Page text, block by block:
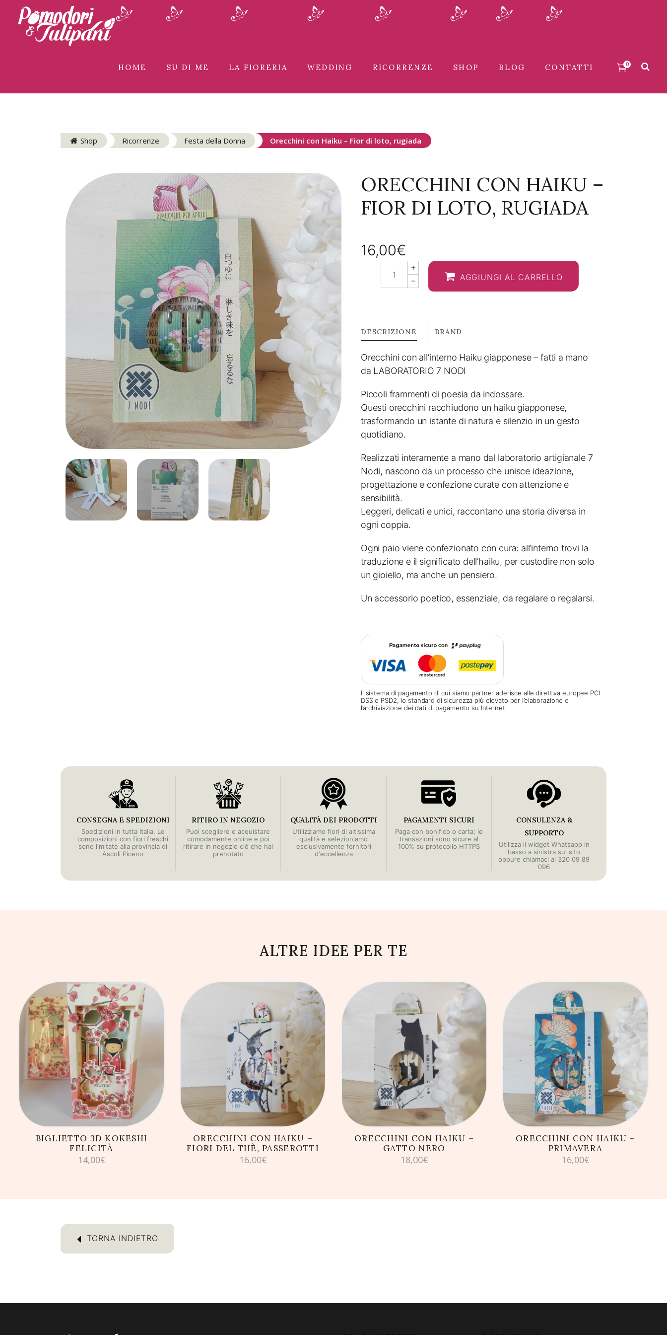
HOME SU DI ME LA FIORERIA WEDDING RICORRENZE SHOP BLOG CONTATTI 0
Shop Ricorrenze Festa della Donna Orecchini con Haiku – Fior di loto, rugiada
ORECCHINI CON HAIKU –
FIOR DI LOTO, RUGIADA
16,00€
di
rugiada
quantity
AGGIUNGI AL CARRELLO
DESCRIZIONE BRAND
Orecchini con all’interno Haiku giapponese – fatti a mano
da LABORATORIO 7 NODI
Piccoli frammenti di poesia da indossare.
Questi orecchini racchiudono un haiku giapponese,
trasformando un istante di natura e silenzio in un gesto
quotidiano.
Realizzati interamente a mano dal laboratorio artigianale 7
Nodi, nascono da un processo che unisce ideazione,
progettazione e confezione curate con attenzione e
sensibilità.
Leggeri, delicati e unici, raccontano una storia diversa in
ogni coppia.
Ogni paio viene confezionato con cura: all’interno trovi la
traduzione e il significato dell’haiku, per custodire non solo
un gioiello, ma anche un pensiero.
Un accessorio poetico, essenziale, da regalare o regalarsi.
Il sistema di pagamento di cui siamo partner aderisce alle direttiva europee PCI
DSS e PSD2, lo standard di sicurezza più elevato per l’elaborazione e
l’archiviazione dei dati di pagamento su Internet.
CONSEGNA E SPEDIZIONI
Spedizioni in tutta Italia. Le
composizioni con fiori freschi
sono limitate alla provincia di
Ascoli Piceno
RITIRO IN NEGOZIO
Puoi scegliere e acquistare
comodamente online e poi
ritirare in negozio ciò che hai
prenotato
QUALITÀ DEI PRODOTTI
Utilizziamo fiori di altissima
qualità e selezioniamo
esclusivamente fornitori
d'eccellenza
PAGAMENTI SICURI
Paga con bonifico o carta; le
transazioni sono sicure al
100% su protocollo HTTPS
CONSULENZA &
SUPPORTO
Utilizza il widget Whatsapp in
basso a sinistra sul sito
oppure chiamaci al 320 09 89
096
ALTRE IDEE PER TE
AGGIUNGI AL CARRELLO
BIGLIETTO 3D KOKESHI
FELICITÀ
14,00€
AGGIUNGI AL CARRELLO
ORECCHINI CON HAIKU –
FIORI DEL THÈ, PASSEROTTI
16,00€
AGGIUNGI AL CARRELLO
ORECCHINI CON HAIKU –
GATTO NERO
18,00€
AGGIUNGI AL CARRELLO
ORECCHINI CON HAIKU –
PRIMAVERA
16,00€
TORNA INDIETRO